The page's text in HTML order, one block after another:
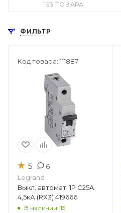
153 ТОВАРА
ФИЛЬТР
Код товара: 111887
★ 5 6
Legrand
Выкл. автомат. 1Р С25А
4,5кА (RX3) 419666
В наличии: 15